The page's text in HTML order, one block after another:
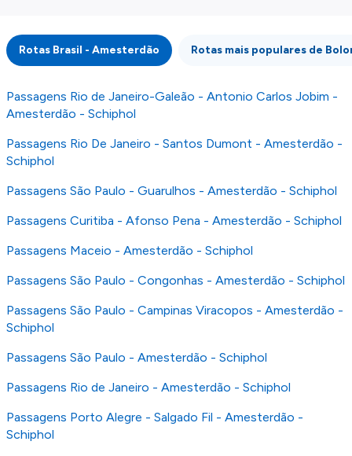
integridade ou pela precisão da informação
publicada, por isso verifique com atenção todas
as condições no website do parceiro antes de
fazer uma reserva. Para mais detalhes verifique
os nossosTermos e Condições.
Rotas Brasil - Amesterdão Rotas mais populares de
Passagens Rio de Janeiro-Galeão - Antonio Carlos Jobim -
Amesterdão - Schiphol
Passagens Rio De Janeiro - Santos Dumont - Amesterdão -
Schiphol
Passagens São Paulo - Guarulhos - Amesterdão - Schiphol
Passagens Curitiba - Afonso Pena - Amesterdão - Schiphol
Passagens Maceio - Amesterdão - Schiphol
Passagens São Paulo - Congonhas - Amesterdão - Schiphol
Passagens São Paulo - Campinas Viracopos - Amesterdão -
Schiphol
Passagens São Paulo - Amesterdão - Schiphol
Passagens Rio de Janeiro - Amesterdão - Schiphol
Passagens Porto Alegre - Salgado Fil - Amesterdão -
Schiphol